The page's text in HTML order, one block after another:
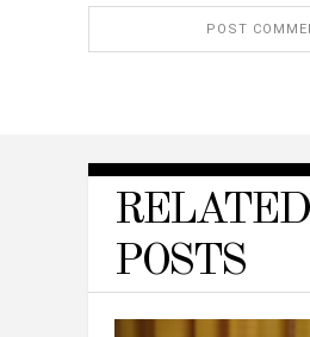
RELATED
POSTS